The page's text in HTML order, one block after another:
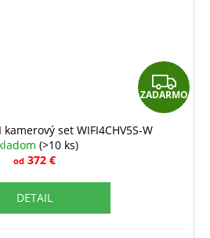
Z
A
ZADARMO
set WIFI4CHV5S-W
(>10 ks)
od 372 €
DETAIL